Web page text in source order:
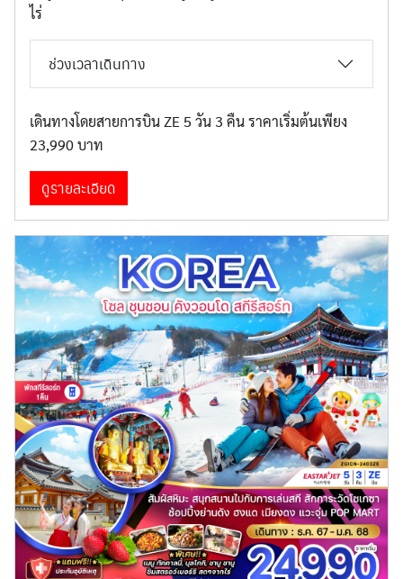
ทัวร์ไต้หวัน
ทัวร์ฮ่องกง
ไร่
ช่วงเวลาเดินทาง
เดินทางโดยสายการบิน ZE 5 วัน 3 คืน ราคาเริ่มต้นเพียง
23,990 บาท
ดูรายละเอียด